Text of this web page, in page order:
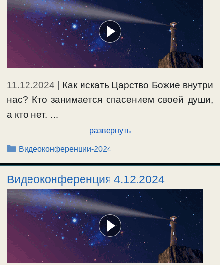
11.12.2024 | Как искать Царство Божие внутри
нас? Кто занимается спасением своей души,
а кто нет. …
развернуть
Рубрики
Видеоконференции-2024
Видеоконференция 4.12.2024